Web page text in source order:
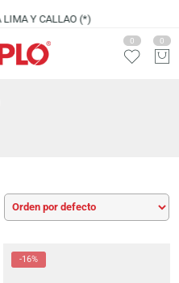
0 0
-16%